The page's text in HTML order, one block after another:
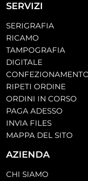
SERVIZI
SERIGRAFIA
RICAMO
TAMPOGRAFIA
DIGITALE
RIPETI ORDINE
ORDINI IN CORSO
PAGA ADESSO
INVIA FILES
MAPPA DEL SITO
AZIENDA
CHI SIAMO